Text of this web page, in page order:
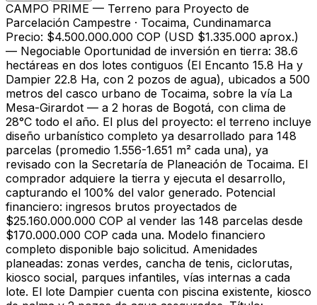
CAMPO PRIME — Terreno para Proyecto de
Parcelación Campestre · Tocaima, Cundinamarca
Precio: $4.500.000.000 COP (USD $1.335.000 aprox.)
— Negociable Oportunidad de inversión en tierra: 38.6
hectáreas en dos lotes contiguos (El Encanto 15.8 Ha y
Dampier 22.8 Ha, con 2 pozos de agua), ubicados a 500
metros del casco urbano de Tocaima, sobre la vía La
Mesa-Girardot — a 2 horas de Bogotá, con clima de
28°C todo el año. El plus del proyecto: el terreno incluye
diseño urbanístico completo ya desarrollado para 148
parcelas (promedio 1.556-1.651 m² cada una), ya
revisado con la Secretaría de Planeación de Tocaima. El
comprador adquiere la tierra y ejecuta el desarrollo,
capturando el 100% del valor generado. Potencial
financiero: ingresos brutos proyectados de
$25.160.000.000 COP al vender las 148 parcelas desde
$170.000.000 COP cada una. Modelo financiero
completo disponible bajo solicitud. Amenidades
planeadas: zonas verdes, cancha de tenis, ciclorutas,
kiosco social, parques infantiles, vías internas a cada
lote. El lote Dampier cuenta con piscina existente, kiosco